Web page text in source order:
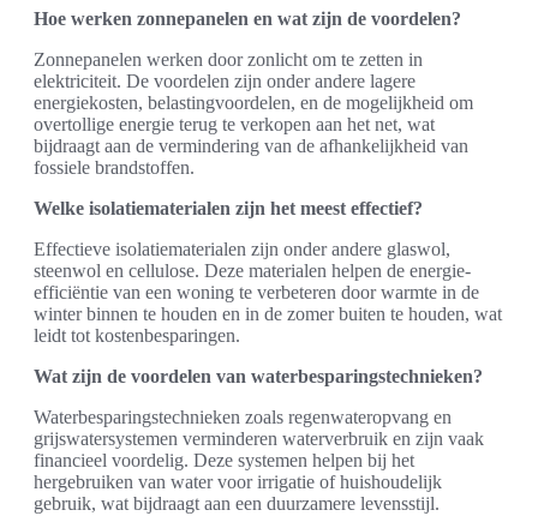
Hoe werken zonnepanelen en wat zijn de voordelen?
Zonnepanelen werken door zonlicht om te zetten in
elektriciteit. De voordelen zijn onder andere lagere
energiekosten, belastingvoordelen, en de mogelijkheid om
overtollige energie terug te verkopen aan het net, wat
bijdraagt aan de vermindering van de afhankelijkheid van
fossiele brandstoffen.
Welke isolatiematerialen zijn het meest effectief?
Effectieve isolatiematerialen zijn onder andere glaswol,
steenwol en cellulose. Deze materialen helpen de energie-
efficiëntie van een woning te verbeteren door warmte in de
winter binnen te houden en in de zomer buiten te houden, wat
leidt tot kostenbesparingen.
Wat zijn de voordelen van waterbesparingstechnieken?
Waterbesparingstechnieken zoals regenwateropvang en
grijswatersystemen verminderen waterverbruik en zijn vaak
financieel voordelig. Deze systemen helpen bij het
hergebruiken van water voor irrigatie of huishoudelijk
gebruik, wat bijdraagt aan een duurzamere levensstijl.